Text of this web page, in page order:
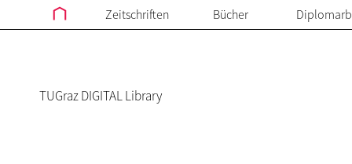
Zeitschriften Bücher
TUGraz DIGITAL Library